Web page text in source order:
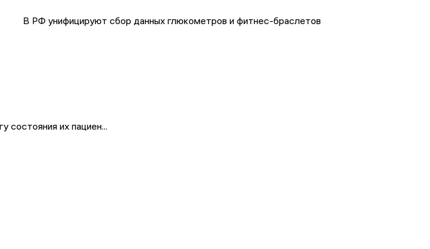
В РФ унифицируют сбор данных глюкометров и фитнес-браслетов
состояния их пациен...